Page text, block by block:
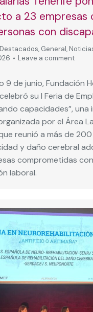
a 23 empresas
con
Destacados, General,
Leave a comment
9 de junio, Fundación
su I Feria de
capacidades”, una
por el Área
reunió a más de
y daño cerebral
comprometidas
laboral.